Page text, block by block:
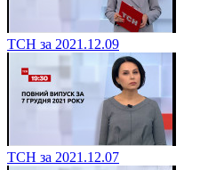
ТСН за 2021.12.09
ТСН за 2021.12.07